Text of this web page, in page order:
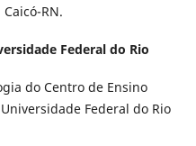
RN.
Federal do Rio
do Centro de Ensino
Federal do Rio